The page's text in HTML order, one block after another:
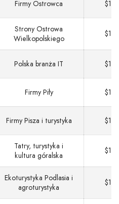
Firmy Ostrowca $13
Strony Ostrowa
Wielkopolskiego
$13
Polska branża IT $13
Firmy Piły $13
Firmy Pisza i turystyka $13
Tatry, turystyka i
kultura góralska
$13
Ekoturystyka Podlasia i
agroturystyka
$13